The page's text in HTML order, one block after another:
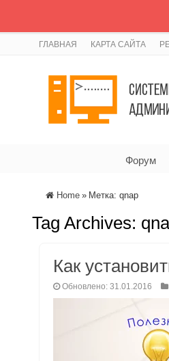
ГЛАВНАЯ КАРТА САЙТА
Форум
Home » Метка: qnap
Tag Archives:
Как
Обновлено: 31.01.2016